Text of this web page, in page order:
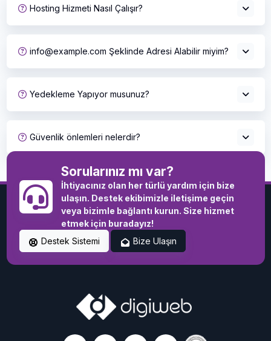
Hosting Hizmeti Nasıl Çalışır?
info@example.com Şeklinde Adresi Alabilir miyim?
Yedekleme Yapıyor musunuz?
Güvenlik önlemleri nelerdir?
Sorularınız mı var?
İhtiyacınız olan her türlü yardım için bize
ulaşın. Destek ekibimizle iletişime geçin
veya bizimle bağlantı kurun. Size hizmet
etmek için buradayız!
Destek Sistemi
Bize Ulaşın